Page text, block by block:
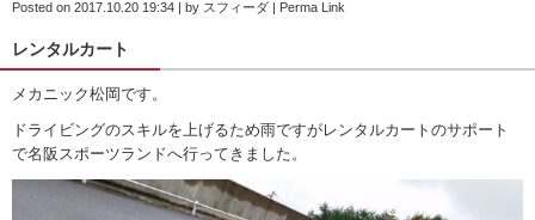
Posted on 2017.10.20 19:34 | by スフィーダ | Perma Link
レンタルカート
メカニック松岡です。
ドライビングのスキルを上げるため雨ですがレンタルカートのサポート
で名阪スポーツランドへ行ってきました。